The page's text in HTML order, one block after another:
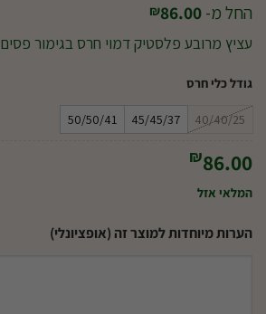
החל מ- ₪86.00
עציץ מרובע פלסטיק דמוי חרס בגימור פסים
גודל כלי חרס
40/40/25
45/45/37
50/50/41
₪86.00
המלאי אזל
הערות מיוחדות למוצר זה (אופציונלי)